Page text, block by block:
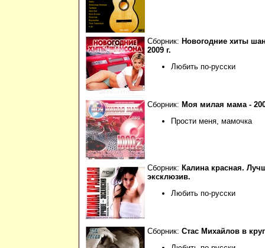
Сборник: Новогодние хиты
2009 г.
Любить по-русски
Сборник: Моя милая мама -
Прости меня, мамочка
Сборник: Калина красная.
эксклюзив.
Любить по-русски
Сборник: Стас Михайлов в